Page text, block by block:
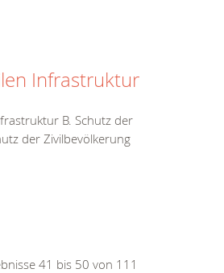
Infrastruktur
B. Schutz der
der Zivilbevölkerung
41 bis 50 von 111